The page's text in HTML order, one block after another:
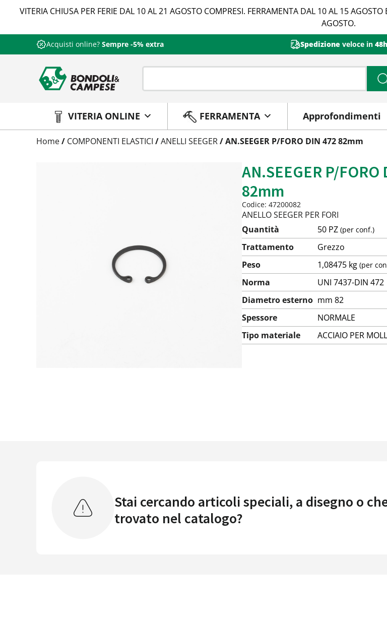
VITERIA CHIUSA PER FERIE DAL 10 AL 21 AGOSTO COMPRESI. FERRAMENTA DAL 10 AL 15
AGOSTO.
Acquisti online? Sempre -5% extra Spedizione veloce in 48h
VITERIA ONLINE FERRAMENTA Approfondimenti
TrattamentoHome/ COMPONENTI ELASTICI /ANELLI SEEGER/ AN.SEEGER P/FORO DIN 472 82mm
AN.SEEGER P/FORO
82mm
Codice: 47200082
ANELLO SEEGER PER FORI
Quantità
50 PZ (per conf.)
Trattamento
Grezzo
Peso
1,08475 kg (per
Norma
UNI 7437-DIN 472
Diametro esterno mm 82
Spessore
NORMALE
Tipo materiale
ACCIAIO PER
Stai cercando articoli speciali, a disegno o
trovato nel catalogo?